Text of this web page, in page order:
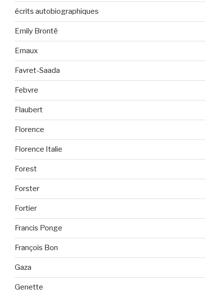
écrits autobiographiques
Emily Brontë
Ernaux
Favret-Saada
Febvre
Flaubert
Florence
Florence Italie
Forest
Forster
Fortier
Francis Ponge
François Bon
Gaza
Genette